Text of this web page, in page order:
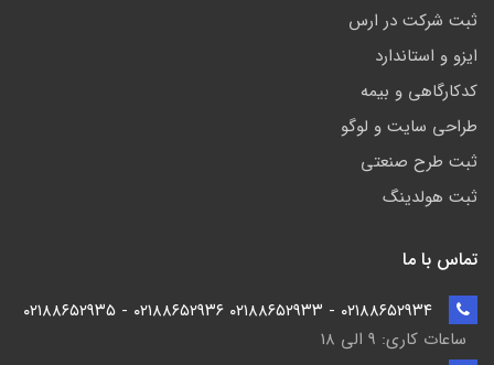
ثبت شرکت در ارس
ایزو و استاندارد
کدکارگاهی و بیمه
طراحی سایت و لوگو
ثبت طرح صنعتی
ثبت هولدینگ
تماس با ما
ساعات کاری: ۹ الی ۱۸